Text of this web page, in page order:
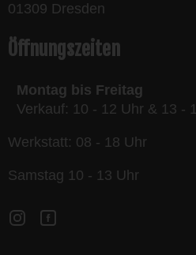
01309 Dresden
Öffnungszeiten
Montag bis Freitag
Verkauf: 10 - 12 Uhr & 13 -
Werkstatt: 08 - 18 Uhr
Samstag 10 - 13 Uhr